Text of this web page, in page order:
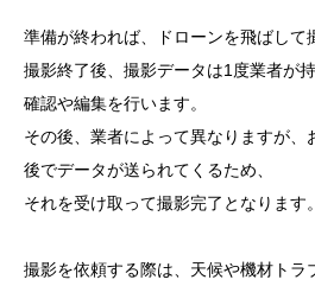
準備が終われば、ドローンを飛ばして
撮影終了後、撮影データは1度業者が
確認や編集を行います。
その後、業者によって異なりますが
後でデータが送られてくるため、
それを受け取って撮影完了となります。
撮影を依頼する際は、天候や機材トラ